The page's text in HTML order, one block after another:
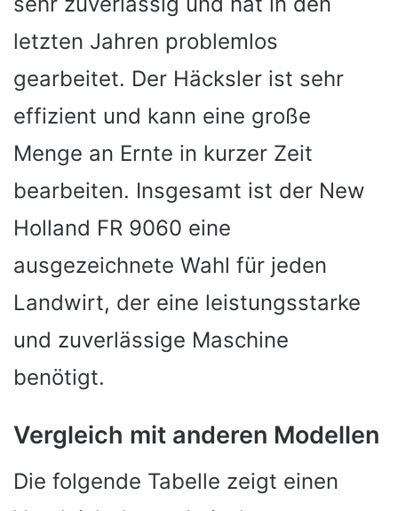
letzten Jahren problemlos
gearbeitet. Der Häcksler ist sehr
effizient und kann eine große
Menge an Ernte in kurzer Zeit
bearbeiten. Insgesamt ist der New
Holland FR 9060 eine
ausgezeichnete Wahl für jeden
Landwirt, der eine leistungsstarke
und zuverlässige Maschine
benötigt.
Vergleich mit anderen Modellen
Die folgende Tabelle zeigt einen